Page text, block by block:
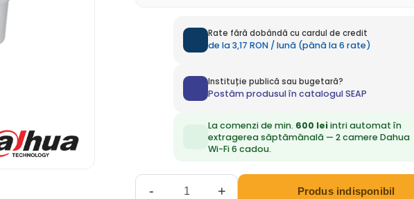
Rate fără dobândă cu cardul de credit
de la 3,17 RON / lună (până la 6 rate)
Instituție publică sau bugetară?
Postăm produsul în catalogul SEAP
La comenzi de min. 600 leiintri automat în
extragerea săptămânală — 2 camere Dahua
Wi-Fi 6 cadou.
- + Produs indisponibil